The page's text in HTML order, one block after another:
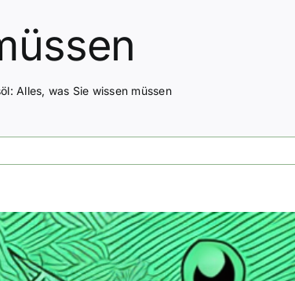
Alles, was Sie wissen müssen